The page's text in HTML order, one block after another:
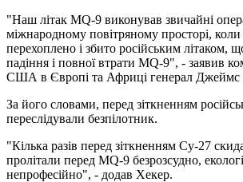
"Наш літак MQ-9 виконував звичайні
міжнародному повітряному просторі,
перехоплено і збито російським літаком,
падіння і повної втрати MQ-9", - заявив
США в Європі та Африці генерал Джеймс
За його словами, перед зіткненням
переслідували безпілотник.
"Кілька разів перед зіткненням Су-27
пролітали перед MQ-9 безрозсудно,
непрофесійно", - додав Хекер.